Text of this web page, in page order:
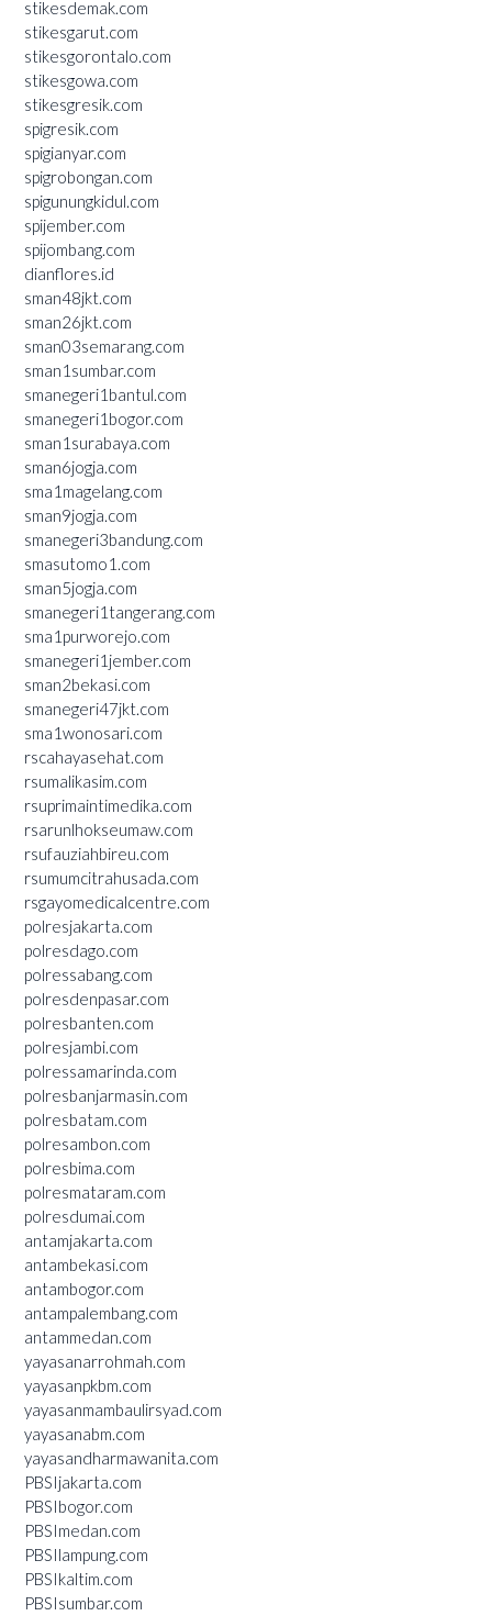
stikesdemak.com
stikesgarut.com
stikesgorontalo.com
stikesgowa.com
stikesgresik.com
spigresik.com
spigianyar.com
spigrobongan.com
spigunungkidul.com
spijember.com
spijombang.com
dianflores.id
sman48jkt.com
sman26jkt.com
sman03semarang.com
sman1sumbar.com
smanegeri1bantul.com
smanegeri1bogor.com
sman1surabaya.com
sman6jogja.com
sma1magelang.com
sman9jogja.com
smanegeri3bandung.com
smasutomo1.com
sman5jogja.com
smanegeri1tangerang.com
sma1purworejo.com
smanegeri1jember.com
sman2bekasi.com
smanegeri47jkt.com
sma1wonosari.com
rscahayasehat.com
rsumalikasim.com
rsuprimaintimedika.com
rsarunlhokseumaw.com
rsufauziahbireu.com
rsumumcitrahusada.com
rsgayomedicalcentre.com
polresjakarta.com
polresdago.com
polressabang.com
polresdenpasar.com
polresbanten.com
polresjambi.com
polressamarinda.com
polresbanjarmasin.com
polresbatam.com
polresambon.com
polresbima.com
polresmataram.com
polresdumai.com
antamjakarta.com
antambekasi.com
antambogor.com
antampalembang.com
antammedan.com
yayasanarrohmah.com
yayasanpkbm.com
yayasanmambaulirsyad.com
yayasanabm.com
yayasandharmawanita.com
PBSIjakarta.com
PBSIbogor.com
PBSImedan.com
PBSIlampung.com
PBSIkaltim.com
PBSIsumbar.com